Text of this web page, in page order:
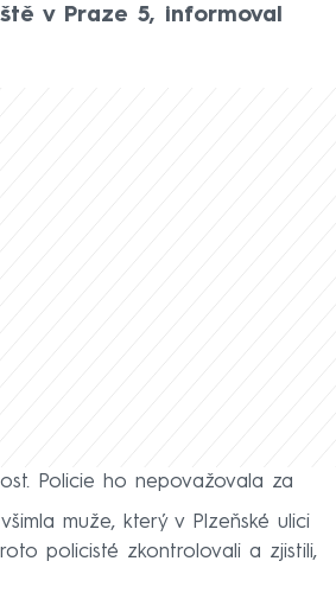
v Praze 5, informoval
Policie ho nepovažovala za
muže, který v Plzeňské ulici
policisté zkontrolovali a zjistili,